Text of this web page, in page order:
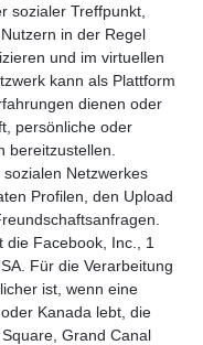
sozialer Treffpunkt,
in der Regel
und im virtuellen
kann als Plattform
dienen oder
persönliche oder
bereitzustellen.
Netzwerkes
Profilen, den Upload
die Facebook, Inc., 1
Für die Verarbeitung
ist, wenn eine
Kanada lebt, die
Grand Canal